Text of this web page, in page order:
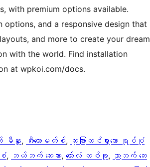
with premium options available.
and a responsive design that
and more to create your dream
with the world. Find installation
at wpkoi.com/docs.
မီနူး, အီးကောမတ်စ်, ထူးခြားထင်ရှားသော ရုပ်ပုံ
, ဘယ်ဘက် ဘေးဘား, ကော်လံ တစ်ခု, ညာဘက် ဘေး